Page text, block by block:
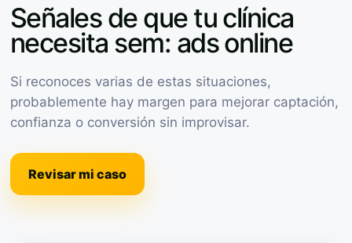
Señales de que tu clínica
necesita sem: ads online
Si reconoces varias de estas situaciones,
probablemente hay margen para mejorar captación,
confianza o conversión sin improvisar.
Revisar mi caso